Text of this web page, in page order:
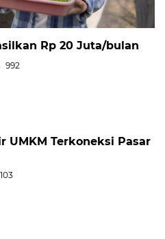
Rp 20 Juta/bulan
992
UMKM Terkoneksi Pasar